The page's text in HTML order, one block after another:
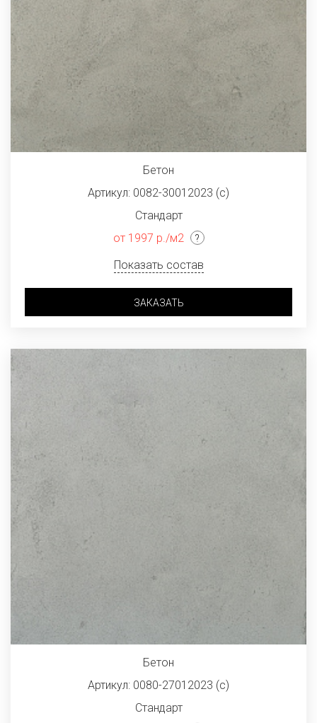
Бетон
Артикул: 0082-30012023 (с)
Стандарт
от 1997 р./м2
Показать состав
ЗАКАЗАТЬ
Бетон
Артикул: 0080-27012023 (с)
Стандарт